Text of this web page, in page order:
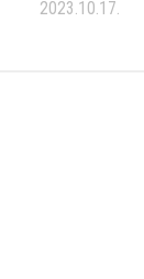
2023.10.17.